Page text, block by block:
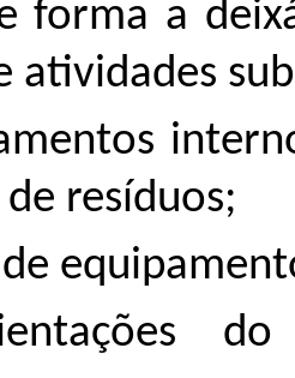
forma a
atividades
resíduos;
de
do